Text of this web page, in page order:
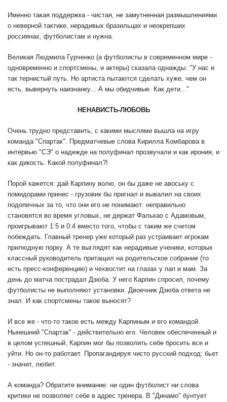
Именно такая поддержка - чистая, не замутненная размышлениями
о неверной тактике, нерадивых бразильцах и неокрепших
россиянах, футболистам и нужна.
Великая Людмила Гурченко (а футболисты в современном мире -
одновременно и спортсмены, и актеры) сказала однажды: "У нас и
так тернистый путь. Но артиста пытаются сделать хуже, чем он
есть, вывернуть наизнанку... А мы обидчивые. Как дети..."
НЕНАВИСТЬ-ЛЮБОВЬ
Очень трудно представить, с какими мыслями вышла на игру
команда "Спартак". Предматчевые слова Кирилла Комбарова в
интервью "СЭ" о надежде на полуфинал прозвучали и как ирония, и
как дикость. Какой полуфинал?!
Порой кажется: дай Карпину волю, он бы даже не авоську с
помидорами принес - грузовик бы пригнал и вывалил на своих
подопечных за то, что они его не понимают: неправильно
становятся во время угловых, не держат Фалькао с Адамовым,
проигрывают 1:5 и 0:4 вместо того, чтобы с таким же счетом
побеждать. Главный тренер уже который раз устраивает игрокам
прилюдную порку. А те выглядят как нерадивые ученики, которых
классный руководитель притащил на родительское собрание (то
есть пресс-конференцию) и чехвостит на глазах у пап и мам. За
день до матча пострадал Дзюба. У него Карпин спросил, почему
футболисты не выполняют установки. Двоечник Дзюба ответа не
знал. И как спортсмены такое выносят?
И все же - что-то такое есть между Карпиным и его командой.
Нынешний "Спартак" - действительно его. Человек обеспеченный и
в целом успешный, Карпин мог бы позволить себе бросить все и
уйти. Но он-то работает. Пропагандируя чисто русский подход: бьет
- значит, любит.
А команда? Обратите внимание: ни один футболист ни слова
критики не позволяет себе в адрес тренера. В "Динамо" бунтует